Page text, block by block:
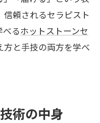
頼されるセラピスト
るホットストーンセ
方と手技の両方を学べ
術の中身